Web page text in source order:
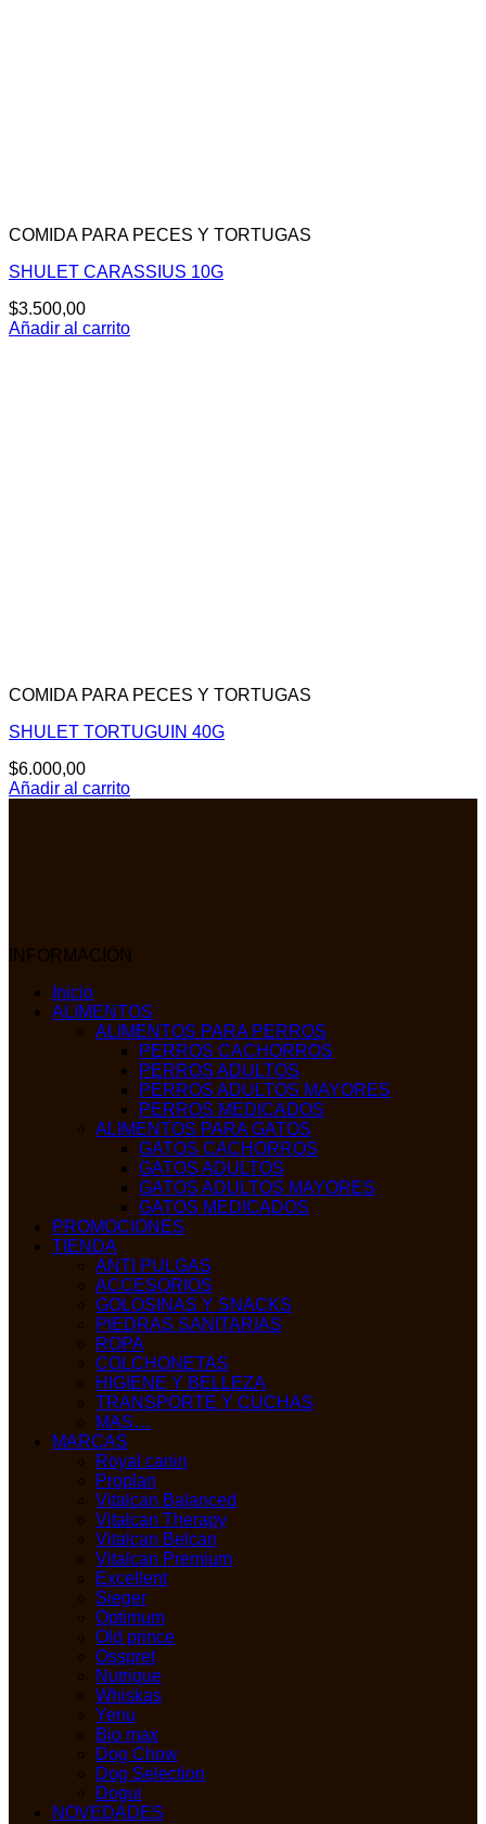
COMIDA PARA PECES Y TORTUGAS
SHULET CARASSIUS 10G
$3.500,00
Añadir al carrito
COMIDA PARA PECES Y TORTUGAS
SHULET TORTUGUIN 40G
$6.000,00
Añadir al carrito
INFORMACIÓN
Inicio
ALIMENTOS
ALIMENTOS PARA PERROS
PERROS CACHORROS
PERROS ADULTOS
PERROS ADULTOS MAYORES
PERROS MEDICADOS
ALIMENTOS PARA GATOS
GATOS CACHORROS
GATOS ADULTOS
GATOS ADULTOS MAYORES
GATOS MEDICADOS
PROMOCIONES
TIENDA
ANTI PULGAS
ACCESORIOS
GOLOSINAS Y SNACKS
PIEDRAS SANITARIAS
ROPA
COLCHONETAS
HIGIENE Y BELLEZA
TRANSPORTE Y CUCHAS
MAS…
MARCAS
Royal canin
Proplan
Vitalcan Balanced
Vitalcan Therapy
Vitalcan Belcan
Vitalcan Premium
Excellent
Sieger
Optimum
Old prince
Osspret
Nutrique
Whiskas
Yenu
Bio max
Dog Chow
Dog Selection
Dogui
NOVEDADES